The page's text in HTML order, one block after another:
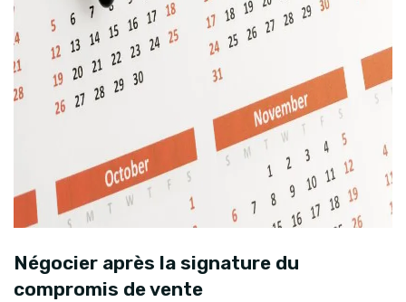
Négocier après la signature du
compromis de vente